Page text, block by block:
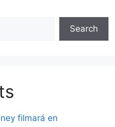
Search
filmará en